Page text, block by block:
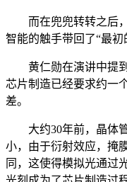
而在兜兜转转之后，
智能的触手带回了“最
黄仁勋在演讲中提到
芯片制造已经要求约一
差。
大约30年前，晶体管
小，由于衍射效应，掩
同，这使得模拟光通过